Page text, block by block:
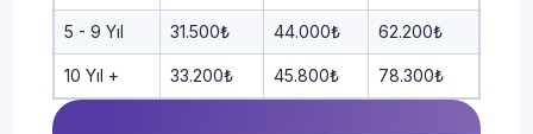
5 - 9 Yıl 31.500₺ 44.000₺ 62.200₺
10 Yıl + 33.200₺ 45.800₺ 78.300₺